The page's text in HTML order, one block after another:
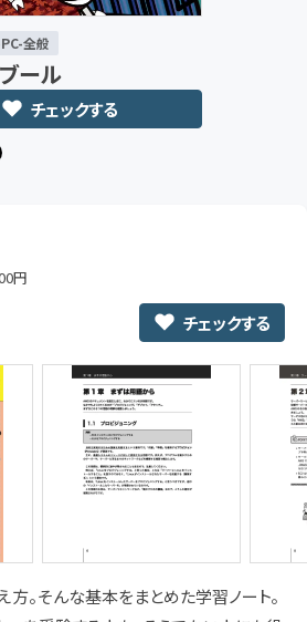
全般
ール
チェックする
円
チェックする
。そんな基本をまとめた学習ノート。